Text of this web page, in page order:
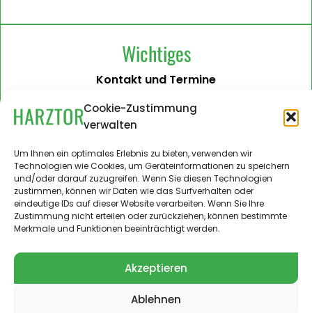
Cookie-Zustimmung
verwalten
Um Ihnen ein optimales Erlebnis zu bieten, verwenden wir
Technologien wie Cookies, um Geräteinformationen zu speichern
und/oder darauf zuzugreifen. Wenn Sie diesen Technologien
zustimmen, können wir Daten wie das Surfverhalten oder
eindeutige IDs auf dieser Website verarbeiten. Wenn Sie Ihre
Zustimmung nicht erteilen oder zurückziehen, können bestimmte
Merkmale und Funktionen beeinträchtigt werden.
Akzeptieren
Ablehnen
Wichtiges
Kontakt und Termine
Barrierefreiheit
Impressum
Datenschutzerklärung
Administration
Harztor.de als Web-App
auf
iPhone und Android
© 2024 – 2026 Landgemeinde Harztor. Alle Rechte